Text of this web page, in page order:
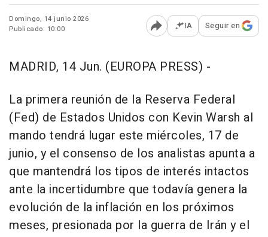
Domingo, 14 junio 2026
Publicado: 10:00
Abrir opciones para
IA Seguir en
MADRID, 14 Jun. (EUROPA PRESS) -
La primera reunión de la Reserva Federal
(Fed) de Estados Unidos con Kevin Warsh al
mando tendrá lugar este miércoles, 17 de
junio, y el consenso de los analistas apunta a
que mantendrá los tipos de interés intactos
ante la incertidumbre que todavía genera la
evolución de la inflación en los próximos
meses, presionada por la guerra de Irán y el